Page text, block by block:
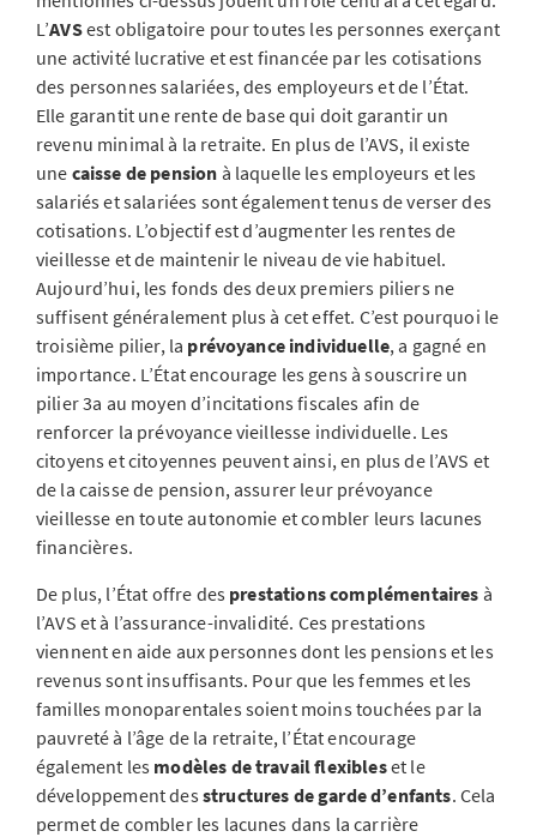
L’AVSest obligatoire pour toutes les personnes exerçant
une activité lucrative et est financée par les cotisations
des personnes salariées, des employeurs et de l’État.
Elle garantit une rente de base qui doit garantir un
revenu minimal à la retraite. En plus de l’AVS, il existe
une caisse de pension à laquelle les employeurs et les
salariés et salariées sont également tenus de verser des
cotisations. L’objectif est d’augmenter les rentes de
vieillesse et de maintenir le niveau de vie habituel.
Aujourd’hui, les fonds des deux premiers piliers ne
suffisent généralement plus à cet effet. C’est pourquoi le
troisième pilier, la prévoyance individuelle, a gagné en
importance. L’État encourage les gens à souscrire un
pilier 3a au moyen d’incitations fiscales afin de
renforcer la prévoyance vieillesse individuelle. Les
citoyens et citoyennes peuvent ainsi, en plus de l’AVS et
de la caisse de pension, assurer leur prévoyance
vieillesse en toute autonomie et combler leurs lacunes
financières.
De plus, l’État offre des prestations complémentaires à
l’AVS et à l’assurance-invalidité. Ces prestations
viennent en aide aux personnes dont les pensions et les
revenus sont insuffisants. Pour que les femmes et les
familles monoparentales soient moins touchées par la
pauvreté à l’âge de la retraite, l’État encourage
également les modèles de travail flexibleset le
développement desstructures de garde d’enfants. Cela
permet de combler les lacunes dans la carrière